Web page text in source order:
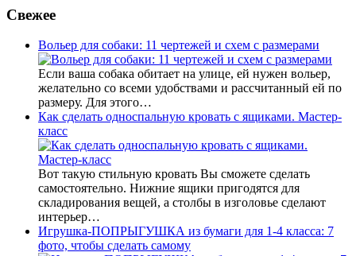
Свежее
Вольер для собаки: 11 чертежей и схем с размерами
Если ваша собака обитает на улице, ей нужен вольер,
желательно со всеми удобствами и рассчитанный ей по
размеру. Для этого…
Как сделать односпальную кровать с ящиками. Мастер-
класс
Вот такую стильную кровать Вы сможете сделать
самостоятельно. Нижние ящики пригодятся для
складирования вещей, а столбы в изголовье сделают
интерьер…
Игрушка-ПОПРЫГУШКА из бумаги для 1-4 класса: 7
фото, чтобы сделать самому